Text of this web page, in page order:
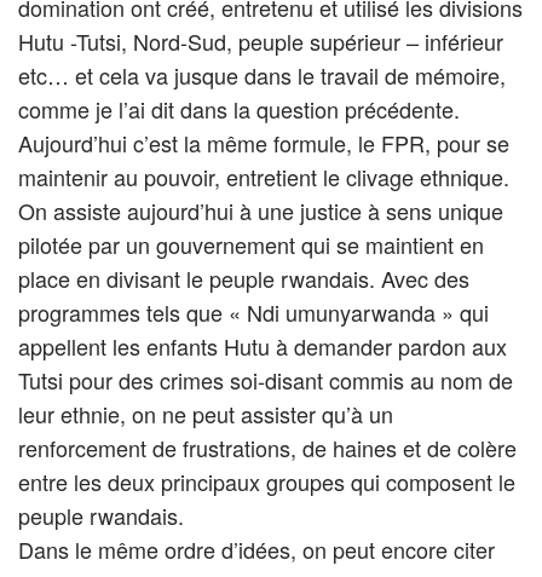
domination ont créé, entretenu et utilisé les divisions
Hutu -Tutsi, Nord-Sud, peuple supérieur – inférieur
etc… et cela va jusque dans le travail de mémoire,
comme je l’ai dit dans la question précédente.
Aujourd’hui c’est la même formule, le FPR, pour se
maintenir au pouvoir, entretient le clivage ethnique.
On assiste aujourd’hui à une justice à sens unique
pilotée par un gouvernement qui se maintient en
place en divisant le peuple rwandais. Avec des
programmes tels que « Ndi umunyarwanda » qui
appellent les enfants Hutu à demander pardon aux
Tutsi pour des crimes soi-disant commis au nom de
leur ethnie, on ne peut assister qu’à un
renforcement de frustrations, de haines et de colère
entre les deux principaux groupes qui composent le
peuple rwandais.
Dans le même ordre d’idées, on peut encore citer